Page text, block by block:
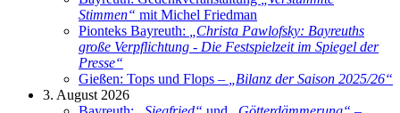
Stimmen“ mit Michel Friedman
Pionteks Bayreuth:
Christa Pawlofsky: Bayreuths
große Verpflichtung - Die Festspielzeit im Spiegel der
Presse“
Gießen: Tops und Flops –
Bilanz der Saison 2025/26“
3. August 2026